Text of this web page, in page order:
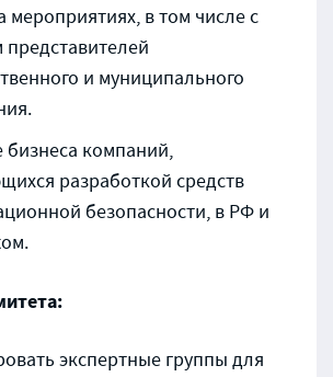
мероприятиях, в том числе с
представителей
и муниципального
бизнеса компаний,
разработкой средств
безопасности, в РФ и
экспертные группы для